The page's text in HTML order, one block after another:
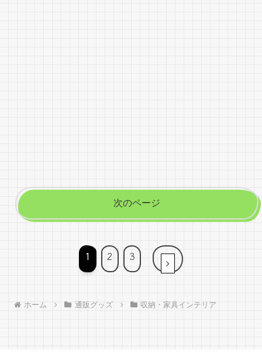
次のページ
1 2 3
次へ
ホーム 通販グッズ 収納・家具インテリア